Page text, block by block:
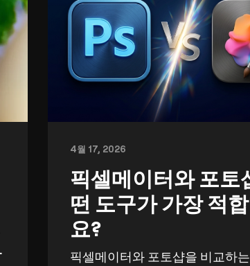
4월 17, 2026
픽셀메이터와 포토
떤 도구가 가장 적
요?
픽셀메이터와 포토샵을 비교하